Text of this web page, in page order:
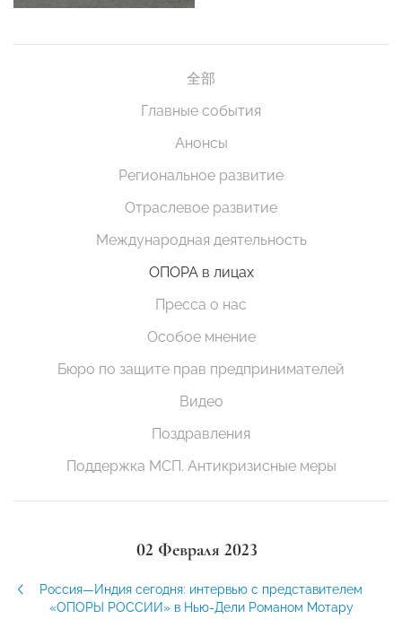
全部
Главные события
Анонсы
Региональное развитие
Отраслевое развитие
Международная деятельность
ОПОРА в лицах
Пресса о нас
Особое мнение
Бюро по защите прав предпринимателей
Видео
Поздравления
Поддержка МСП. Антикризисные меры
02 Февраля 2023
Россия—Индия сегодня: интервью с представителем
«ОПОРЫ РОССИИ» в Нью-Дели Романом Мотару